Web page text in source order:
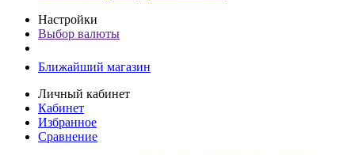
Настройки
Выбор валюты
Ближайший магазин
Личный кабинет
Кабинет
Избранное
Сравнение